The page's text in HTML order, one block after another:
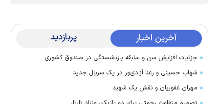
آخرین اخبار پربازدید
جزئیات افزایش سن و سابقه بازنشستگی در صندوق کشوری
شهاب حسینی و رعنا آزادی‌ور در یک سریال جدید
مهران غفوریان و نقش یک شهید